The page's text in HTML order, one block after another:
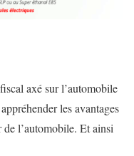
axé sur l’automobile
les avantages
l’automobile. Et ainsi